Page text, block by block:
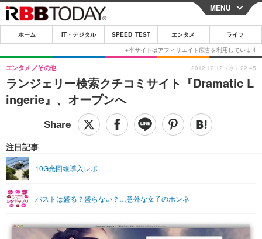
CLOSE
ホーム
IT・デジタル
IT・デジタルTOP スマートフォン
ショッピング その他
SPEED TEST
エンタメTOP 映画・ドラマ
グラビア ブログ
ショッピング その他
ライフTOP
リリース一覧
プッシュ通知の停止方法
MENU
ホーム IT・デジタル SPEED TEST エンタメ ライフ
ランジェリー検索クチコミサイト『Dramatic L
ingerie』、オープンへ
エンタメ その他
注目記事
10G光回線導入レポ
バストは盛る？盛らない？…意外な女子のホンネ
2012.12.12（水）22:45